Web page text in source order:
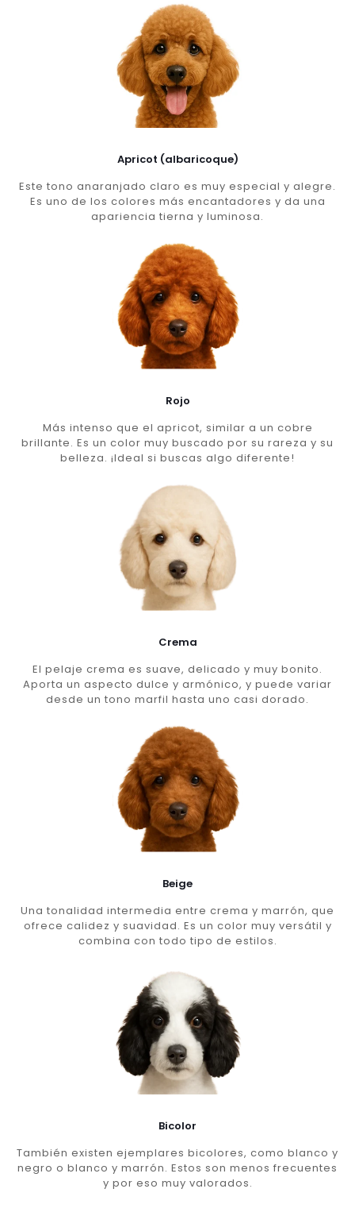
Apricot (albaricoque)
Este tono anaranjado claro es muy especial y alegre.
Es uno de los colores más encantadores y da una
apariencia tierna y luminosa.
Rojo
Más intenso que el apricot, similar a un cobre
brillante. Es un color muy buscado por su rareza y su
belleza. ¡Ideal si buscas algo diferente!
Crema
El pelaje crema es suave, delicado y muy bonito.
Aporta un aspecto dulce y armónico, y puede variar
desde un tono marfil hasta uno casi dorado.
Beige
Una tonalidad intermedia entre crema y marrón, que
ofrece calidez y suavidad. Es un color muy versátil y
combina con todo tipo de estilos.
Bicolor
También existen ejemplares bicolores, como blanco y
negro o blanco y marrón. Estos son menos frecuentes
y por eso muy valorados.